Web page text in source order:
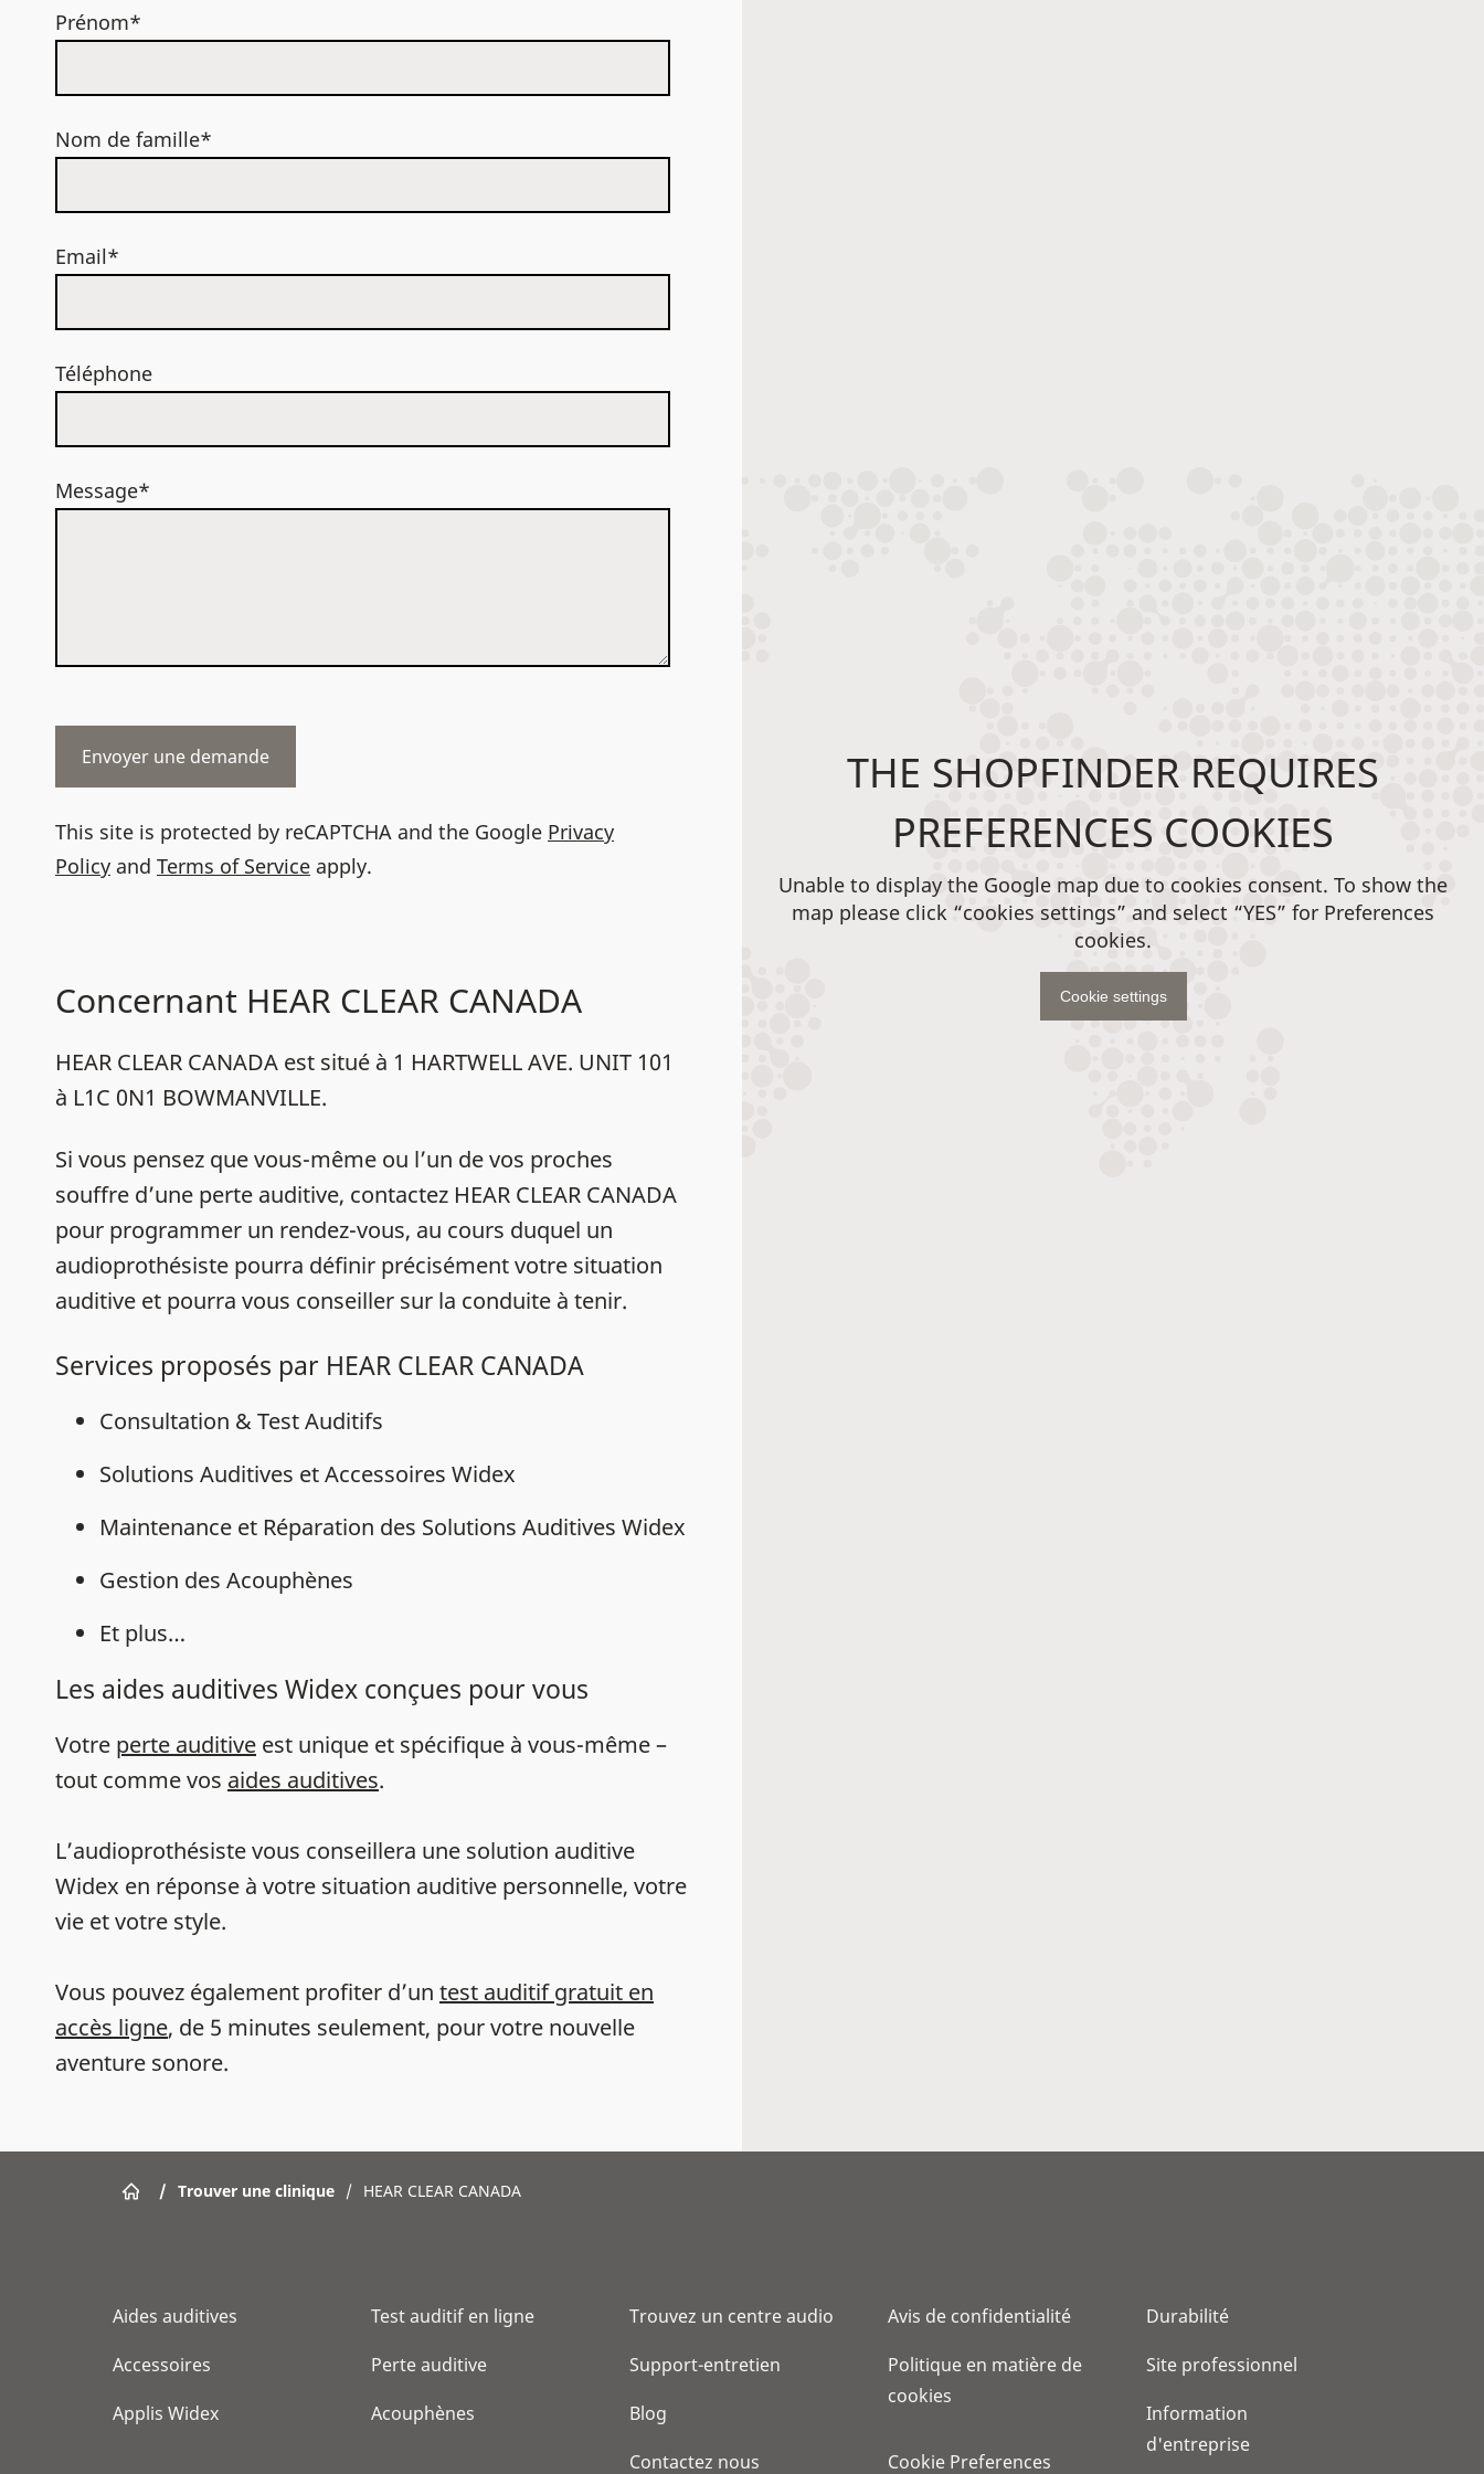
Prénom*
Nom de famille*
Email*
Téléphone
Message*
This site is protected by reCAPTCHA and the Google Privacy
Policy and Terms of Service apply.
Concernant HEAR CLEAR CANADA
HEAR CLEAR CANADA est situé à 1 HARTWELL AVE. UNIT 101
à L1C 0N1 BOWMANVILLE.
Si vous pensez que vous-même ou l’un de vos proches
souffre d’une perte auditive, contactez HEAR CLEAR CANADA
pour programmer un rendez-vous, au cours duquel un
audioprothésiste pourra définir précisément votre situation
auditive et pourra vous conseiller sur la conduite à tenir.
Services proposés par HEAR CLEAR CANADA
Consultation & Test Auditifs
Solutions Auditives et Accessoires Widex
Maintenance et Réparation des Solutions Auditives Widex
Gestion des Acouphènes
Et plus…
Les aides auditives Widex conçues pour vous
Votre perte auditive est unique et spécifique à vous-même –
tout comme vos aides auditives.
L’audioprothésiste vous conseillera une solution auditive
Widex en réponse à votre situation auditive personnelle, votre
vie et votre style.
Vous pouvez également profiter d’un test auditif gratuit en
accès ligne, de 5 minutes seulement, pour votre nouvelle
aventure sonore.
THE SHOPFINDER REQUIRES
PREFERENCES COOKIES
Unable to display the Google map due to cookies consent. To show the
map please click “cookies settings” and select “YES” for Preferences
cookies.
Cookie settings
/ Trouver une clinique / HEAR CLEAR CANADA
Aides auditives
Accessoires
Applis Widex
Test auditif en ligne
Perte auditive
Acouphènes
Trouvez un centre audio
Support-entretien
Blog
Contactez nous
Avis de confidentialité
Politique en matière de
cookies
Cookie Preferences
Durabilité
Site professionnel
Information
d'entreprise